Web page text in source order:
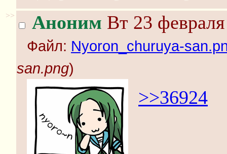
>> Аноним Вт 23
Файл: Nyoron_churuya-
san.png)
>>36924